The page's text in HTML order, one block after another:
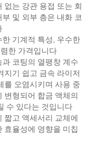
없는 강관 용접 또는 회
및 외부 층은 내화 코
기계적 특성, 우수한
한 가격입니다.
코팅의 열팽창 계수
지기 쉽고 금속 라이저
를 오염시키며 사용 중
변형되어 합금 액체의
수 있다는 것입니다.
짧고 액세서리 교체에
효율성에 영향을 미칩